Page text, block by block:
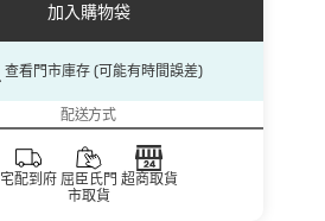
加入購物袋
查看門市庫存 (可能有時間誤差)
配送方式
宅配到府 屈臣氏門
市取貨
超商取貨